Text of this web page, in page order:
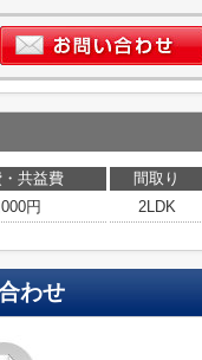
共益費 間取り
円 2LDK
わせ